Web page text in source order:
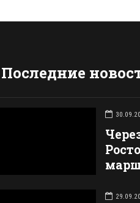
Последние